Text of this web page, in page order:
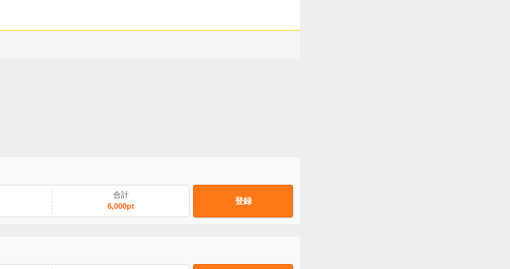
合計
6,000pt
登録